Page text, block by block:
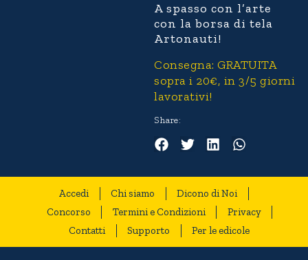
A spasso con l’arte
con la borsa di tela
Artonauti!
Consegna: GRATUITA
sopra i 20€, in 3/5 giorni
lavorativi!
Share:
Accedi Chi siamo
Dicono di Noi
Concorso
Termini e Condizioni
Privacy
Contatti
Supporto Per le edicole